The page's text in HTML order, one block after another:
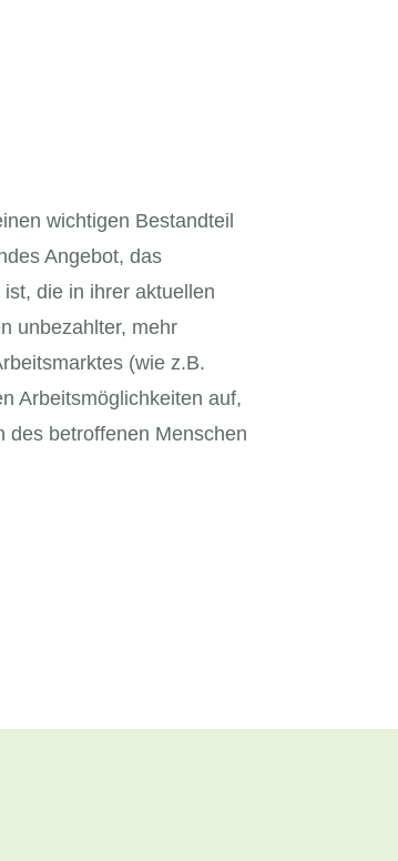
wichtigen Bestandteil
Angebot, das
die in ihrer aktuellen
unbezahlter, mehr
(wie z.B.
Arbeitsmöglichkeiten auf,
des betroffenen Menschen